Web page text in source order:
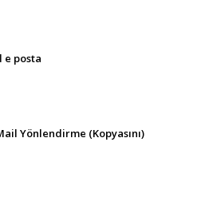
e posta
Yönlendirme (Kopyasını)